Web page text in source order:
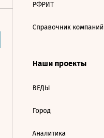
РФРИТ
Справочник компаний
Наши проекты
ВЕДЫ
Город
Аналитика